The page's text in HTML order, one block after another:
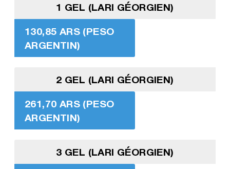
1 GEL (LARI GÉORGIEN)
130,85 ARS (PESO
ARGENTIN)
2 GEL (LARI GÉORGIEN)
261,70 ARS (PESO
ARGENTIN)
3 GEL (LARI GÉORGIEN)